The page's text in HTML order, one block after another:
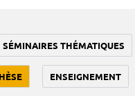
SÉMINAIRES THÉMATIQUES
ENSEIGNEMENT